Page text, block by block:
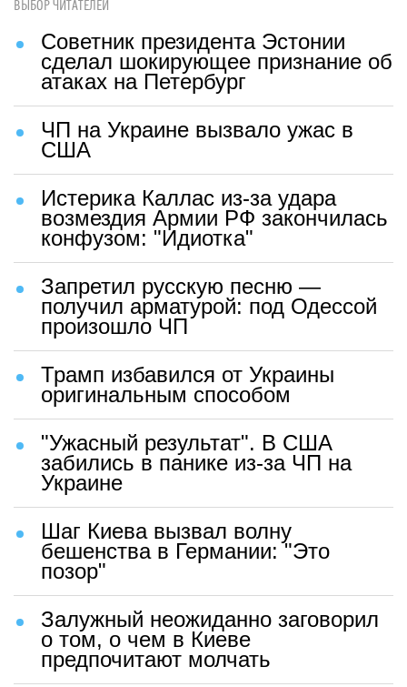
ВЫБОР ЧИТАТЕЛЕЙ
Советник президента Эстонии
сделал шокирующее признание об
атаках на Петербург
ЧП на Украине вызвало ужас в
США
Истерика Каллас из-за удара
возмездия Армии РФ закончилась
конфузом: "Идиотка"
Запретил русскую песню —
получил арматурой: под Одессой
произошло ЧП
Трамп избавился от Украины
оригинальным способом
"Ужасный результат". В США
забились в панике из-за ЧП на
Украине
Шаг Киева вызвал волну
бешенства в Германии: "Это
позор"
Залужный неожиданно заговорил
о том, о чем в Киеве
предпочитают молчать